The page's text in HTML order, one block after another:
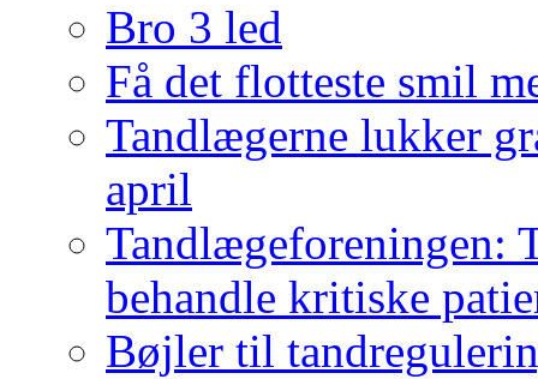
Bro 3 led
Få det flotteste smil
Tandlægerne lukker
april
Tandlægeforeningen:
behandle kritiske
Bøjler til